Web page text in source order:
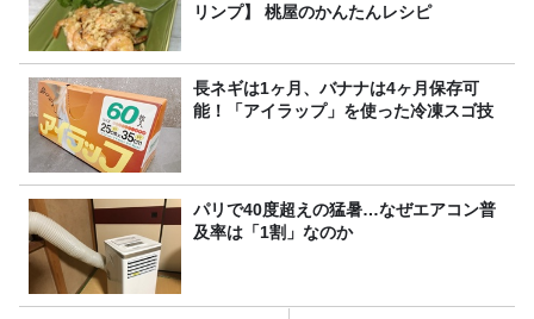
リンプ】 桃屋のかんたんレシピ
長ネギは1ヶ月、バナナは4ヶ月保存可
能！「アイラップ」を使った冷凍スゴ技
パリで40度超えの猛暑…なぜエアコン普
及率は「1割」なのか